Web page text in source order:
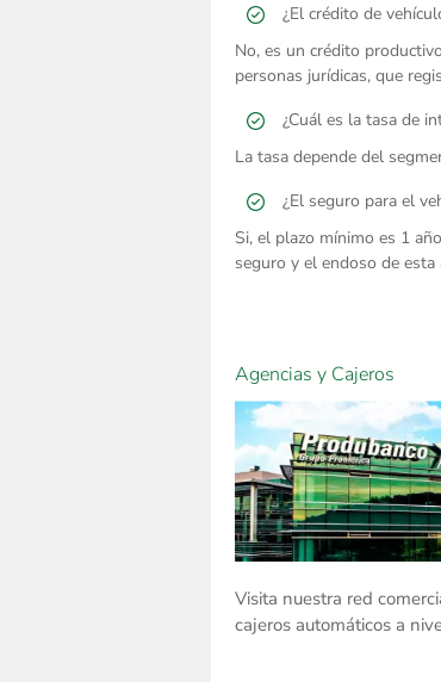
¿El crédito de
No, es un crédito
personas jurídicas, que
¿Cuál es la tasa de
La tasa depende del
¿El seguro para el
Si, el plazo mínimo es 1
seguro y el endoso de
Agencias y Cajeros
Visita nuestra red
cajeros automáticos a